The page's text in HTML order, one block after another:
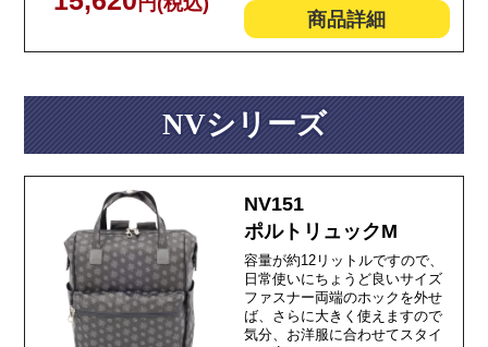
商品詳細
NVシリーズ
NV151
ポルトリュックM
容量が約12リットルですので、
日常使いにちょうど良いサイズ
ファスナー両端のホックを外せ
ば、さらに大きく使えますので
気分、お洋服に合わせてスタイ